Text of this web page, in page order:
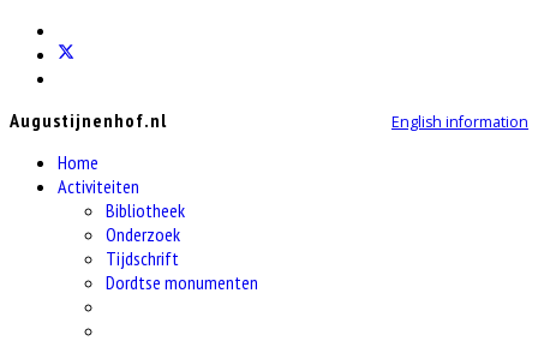
English information
Augustijnenhof.nl
Home
Activiteiten
Bibliotheek
Onderzoek
Tijdschrift
Dordtse monumenten